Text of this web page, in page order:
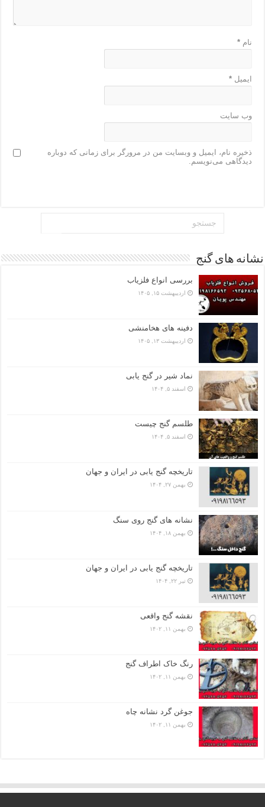
نام*
ایمیل*
وب‌ سایت
ذخیره نام، ایمیل و وبسایت من در مرورگر برای زمانی که دوباره
دیدگاهی می‌نویسم.
نشانه های گنج
بررسی انواع فلزیاب
اردیبهشت ۱۵, ۱۴۰۵
دفینه های هخامنشی
اردیبهشت ۱۳, ۱۴۰۵
نماد شیر در گنج یابی
اسفند ۵, ۱۴۰۴
طلسم گنج چیست
اسفند ۵, ۱۴۰۴
تاریخچه گنج‌ یابی در ایران و جهان
بهمن ۲۷, ۱۴۰۴
نشانه های گنج روی سنگ
بهمن ۱۸, ۱۴۰۴
تاریخچه گنج‌ یابی در ایران و جهان
تیر ۲۲, ۱۴۰۴
نقشه گنج واقعی
بهمن ۱۱, ۱۴۰۲
رنگ خاک اطراف گنج
بهمن ۱۱, ۱۴۰۲
جوغن گرد نشانه چاه
بهمن ۱۱, ۱۴۰۲